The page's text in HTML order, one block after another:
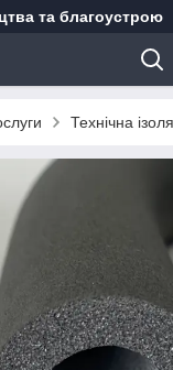
та благоустрою
Технічна